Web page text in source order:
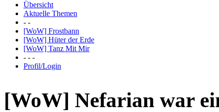
Übersicht
Aktuelle Themen
- -
[WoW] Frostbann
[WoW] Hüter der Erde
[WoW] Tanz Mit Mir
- - -
Profil/Login
[WoW] Nefarian war